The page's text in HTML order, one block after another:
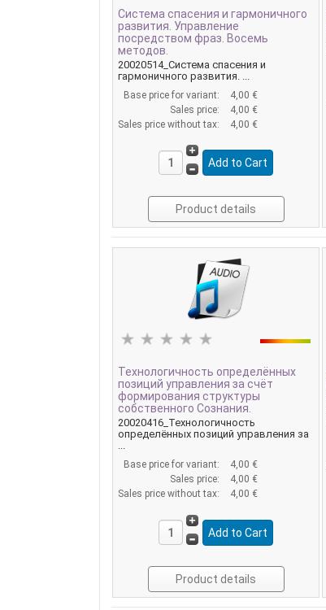
Система спасения и гармоничного
развития. Управление
посредством фраз. Восемь
методов.
20020514_Система спасения и
гармоничного развития. ...
Base price for variant:
4,00 €
Sales price:
4,00 €
Sales price without tax:
4,00 €
Product details
Технологичность определённых
позиций управления за счёт
формирования структуры
собственного Сознания.
20020416_Технологичность
определённых позиций управления за
...
Base price for variant:
4,00 €
Sales price:
4,00 €
Sales price without tax:
4,00 €
Product details